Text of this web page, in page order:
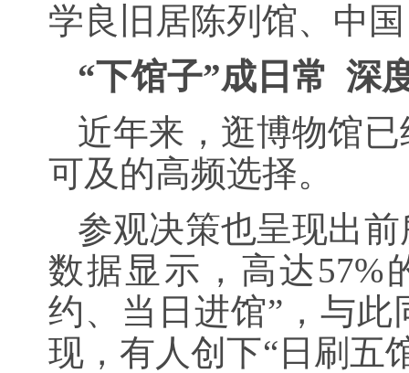
学良旧居陈列馆、中
“下馆子”成日常 深
近年来，逛博物馆
可及的高频选择。
参观决策也呈现出
数据显示，高达57%
约、当日进馆”，与此
现，有人创下“日刷五